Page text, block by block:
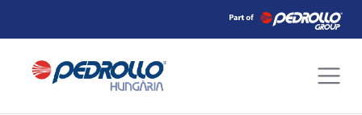
to
content